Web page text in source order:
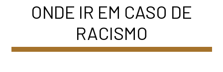
ONDE IR EM CASO DE
RACISMO